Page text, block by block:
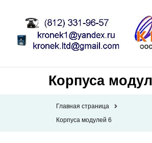
Корпуса
Главная страница
Корпуса модулей 6